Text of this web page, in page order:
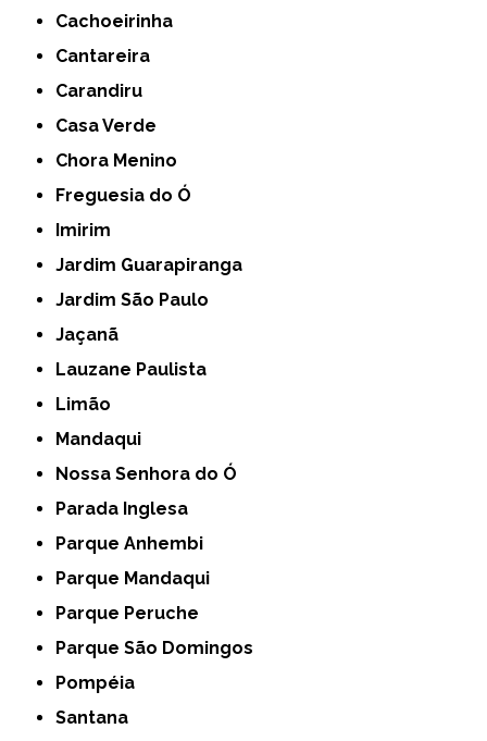
Cachoeirinha
Cantareira
Carandiru
Casa Verde
Chora Menino
Freguesia do Ó
Imirim
Jardim Guarapiranga
Jardim São Paulo
Jaçanã
Lauzane Paulista
Limão
Mandaqui
Nossa Senhora do Ó
Parada Inglesa
Parque Anhembi
Parque Mandaqui
Parque Peruche
Parque São Domingos
Pompéia
Santana